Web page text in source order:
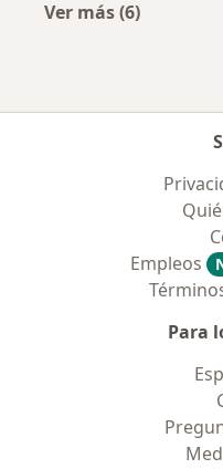
Ver más (6)
Empleos
Para